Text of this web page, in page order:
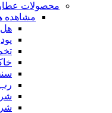
محصولات
مشاهده
هل